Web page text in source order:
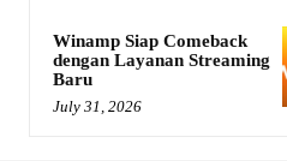
Winamp Siap Comeback
dengan Layanan Streaming
Baru
July 31, 2026